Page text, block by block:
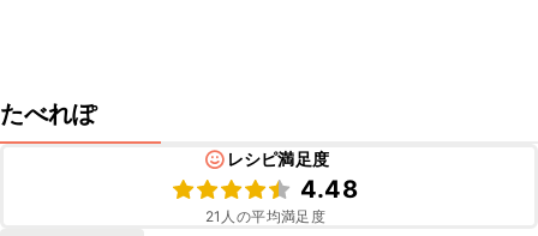
たべれぽ
レシピ満足度
4.48
21 人の平均満足度